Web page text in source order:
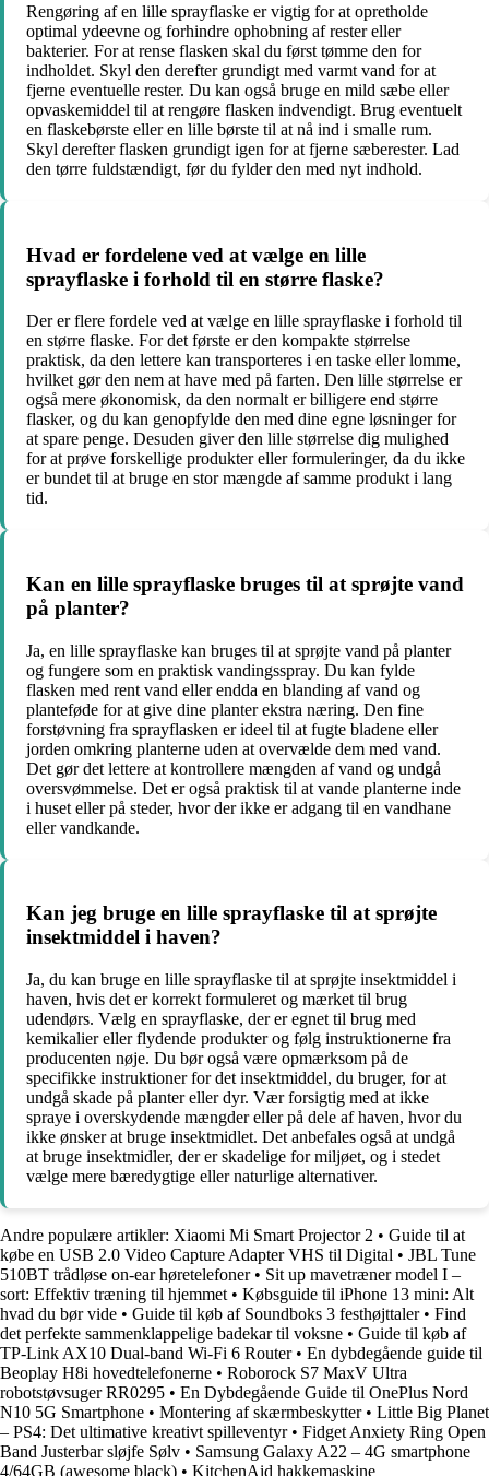
Rengøring af en lille sprayflaske er vigtig for at opretholde
optimal ydeevne og forhindre ophobning af rester eller
bakterier. For at rense flasken skal du først tømme den for
indholdet. Skyl den derefter grundigt med varmt vand for at
fjerne eventuelle rester. Du kan også bruge en mild sæbe eller
opvaskemiddel til at rengøre flasken indvendigt. Brug eventuelt
en flaskebørste eller en lille børste til at nå ind i smalle rum.
Skyl derefter flasken grundigt igen for at fjerne sæberester. Lad
den tørre fuldstændigt, før du fylder den med nyt indhold.
Hvad er fordelene ved at vælge en lille
sprayflaske i forhold til en større flaske?
Der er flere fordele ved at vælge en lille sprayflaske i forhold til
en større flaske. For det første er den kompakte størrelse
praktisk, da den lettere kan transporteres i en taske eller lomme,
hvilket gør den nem at have med på farten. Den lille størrelse er
også mere økonomisk, da den normalt er billigere end større
flasker, og du kan genopfylde den med dine egne løsninger for
at spare penge. Desuden giver den lille størrelse dig mulighed
for at prøve forskellige produkter eller formuleringer, da du ikke
er bundet til at bruge en stor mængde af samme produkt i lang
tid.
Kan en lille sprayflaske bruges til at sprøjte vand
på planter?
Ja, en lille sprayflaske kan bruges til at sprøjte vand på planter
og fungere som en praktisk vandingsspray. Du kan fylde
flasken med rent vand eller endda en blanding af vand og
planteføde for at give dine planter ekstra næring. Den fine
forstøvning fra sprayflasken er ideel til at fugte bladene eller
jorden omkring planterne uden at overvælde dem med vand.
Det gør det lettere at kontrollere mængden af vand og undgå
oversvømmelse. Det er også praktisk til at vande planterne inde
i huset eller på steder, hvor der ikke er adgang til en vandhane
eller vandkande.
Kan jeg bruge en lille sprayflaske til at sprøjte
insektmiddel i haven?
Ja, du kan bruge en lille sprayflaske til at sprøjte insektmiddel i
haven, hvis det er korrekt formuleret og mærket til brug
udendørs. Vælg en sprayflaske, der er egnet til brug med
kemikalier eller flydende produkter og følg instruktionerne fra
producenten nøje. Du bør også være opmærksom på de
specifikke instruktioner for det insektmiddel, du bruger, for at
undgå skade på planter eller dyr. Vær forsigtig med at ikke
spraye i overskydende mængder eller på dele af haven, hvor du
ikke ønsker at bruge insektmidlet. Det anbefales også at undgå
at bruge insektmidler, der er skadelige for miljøet, og i stedet
vælge mere bæredygtige eller naturlige alternativer.
Andre populære artikler: Xiaomi Mi Smart Projector 2 • Guide til at
købe en USB 2.0 Video Capture Adapter VHS til Digital • JBL Tune
510BT trådløse on-ear høretelefoner• Sit up mavetræner model I –
sort: Effektiv træning til hjemmet • Købsguide til iPhone 13 mini: Alt
hvad du bør vide • Guide til køb af Soundboks 3 festhøjttaler• Find
det perfekte sammenklappelige badekar til voksne • Guide til køb af
TP-Link AX10 Dual-band Wi-Fi 6 Router• En dybdegående guide til
Beoplay H8i hovedtelefonerne • Roborock S7 MaxV Ultra
robotstøvsuger RR0295 • En Dybdegående Guide til OnePlus Nord
N10 5G Smartphone • Montering af skærmbeskytter• Little Big Planet
– PS4: Det ultimative kreativt spilleventyr• Fidget Anxiety Ring Open
Band Justerbar sløjfe Sølv • Samsung Galaxy A22 – 4G smartphone
4/64GB (awesome black) • KitchenAid hakkemaskine